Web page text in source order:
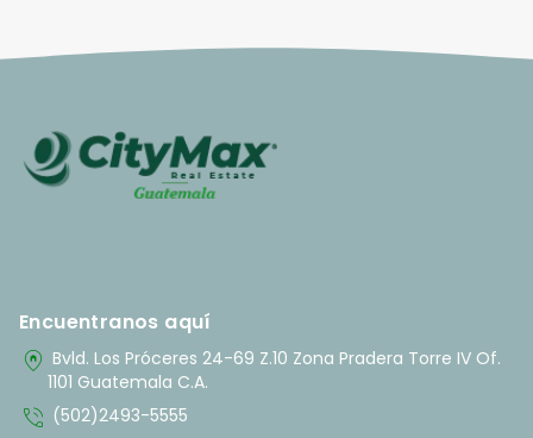
Encuentranos aquí
home_pin Bvld. Los Próceres 24-69 Z.10 Zona Pradera Torre IV Of.
1101 Guatemala C.A.
phone_in_talk (502)2493-5555